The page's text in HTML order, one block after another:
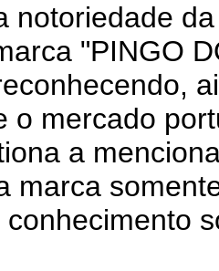
notoriedade
"PINGO
o mercado
a
marca